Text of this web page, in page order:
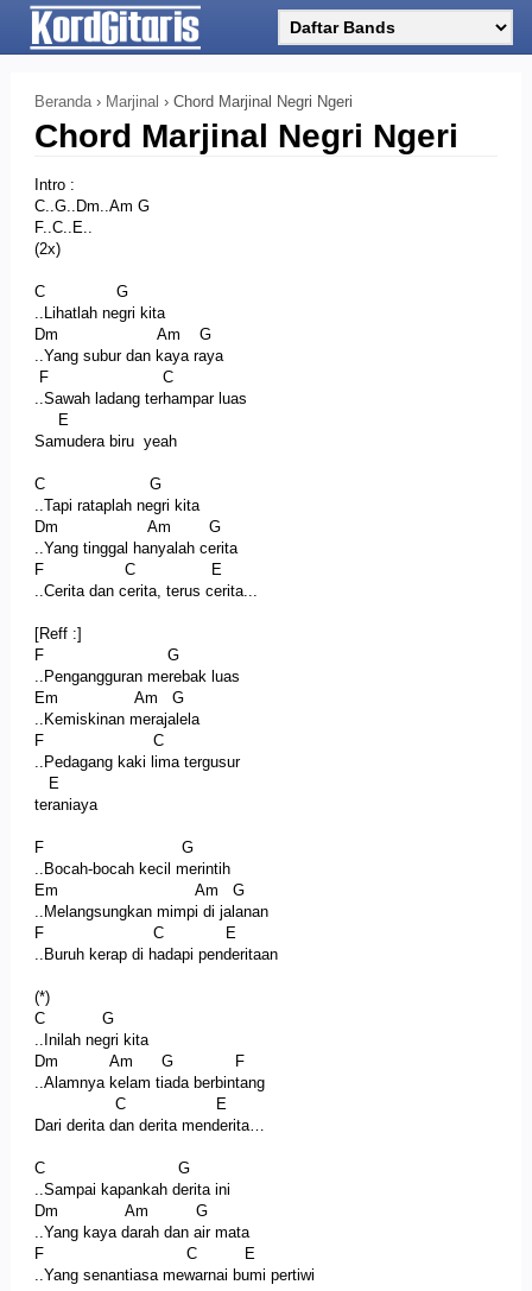
Beranda › Marjinal › Chord Marjinal Negri Ngeri
Chord Marjinal Negri Ngeri
Intro :
C..G..Dm..Am G
F..C..E..
(2x)
C G
..Lihatlah negri kita
Dm Am G
..Yang subur dan kaya raya
F C
..Sawah ladang terhampar luas
E
Samudera biru yeah
C G
..Tapi rataplah negri kita
Dm Am G
..Yang tinggal hanyalah cerita
F C E
..Cerita dan cerita, terus cerita...
[Reff :]
F G
..Pengangguran merebak luas
Em Am G
..Kemiskinan merajalela
F C
..Pedagang kaki lima tergusur
E
teraniaya
F G
..Bocah-bocah kecil merintih
Em Am G
..Melangsungkan mimpi di jalanan
F C E
..Buruh kerap di hadapi penderitaan
(*)
C G
..Inilah negri kita
Dm Am G F
..Alamnya kelam tiada berbintang
C E
Dari derita dan derita menderita…
C G
..Sampai kapankah derita ini
Dm Am G
..Yang kaya darah dan air mata
F C E
..Yang senantiasa mewarnai bumi pertiwi